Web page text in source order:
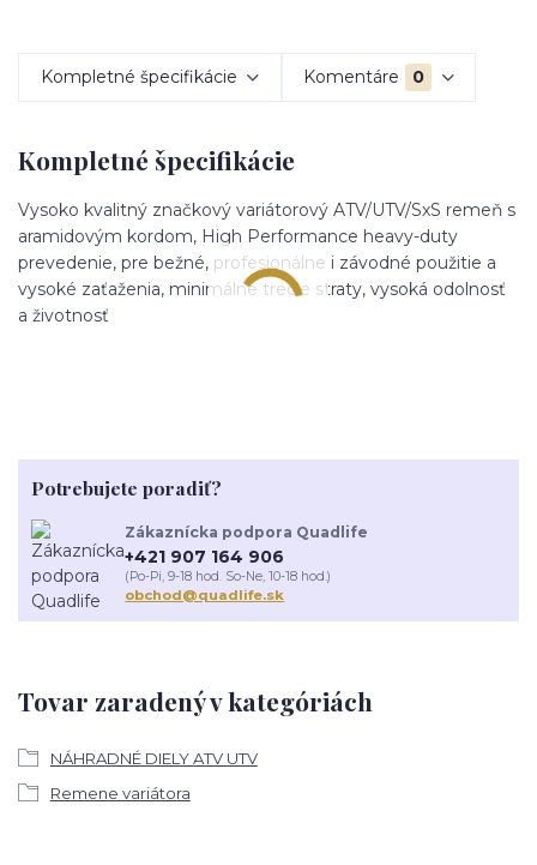
Kompletné špecifikácie Komentáre 0
Kompletné špecifikácie
Vysoko kvalitný značkový variátorový ATV/UTV/SxS remeň s
aramidovým kordom, High Performance heavy-duty
prevedenie, pre bežné, profesionálne i závodné použitie a
vysoké zaťaženia, minimálne trecie straty, vysoká odolnosť
a životnosť
Tovar zaradený v kategóriách
NÁHRADNÉ DIELY ATV UTV
Remene variátora
Potrebujete poradiť?
Zákaznícka podpora Quadlife
+421 907 164 906
(Po-Pi, 9-18 hod. So-Ne, 10-18 hod.)
obchod@quadlife.sk